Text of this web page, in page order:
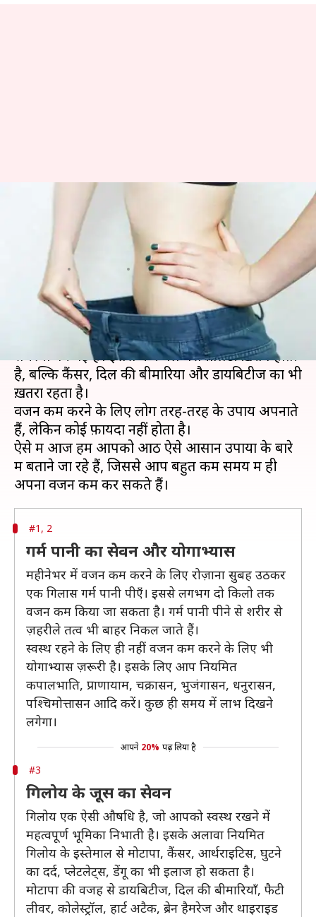
तेज़ी से वजन कम करने के लिए
अपनाएँ ये आसान उपाय, कम समय
में दिखेगा फ़ायदा
प्रदीप मौर्य Jun 26, 2019 08:53 pm
क्या है खबर?
मोटापा आज के समय में ज़्यादातर लोगों के लिए एक बड़ी
समस्या बन गई है। इससे न केवल पर्सनालिटी ख़राब होती
है, बल्कि कैंसर, दिल की बीमारियों और डायबिटीज का भी
ख़तरा रहता है।
वजन कम करने के लिए लोग तरह-तरह के उपाय अपनाते
हैं, लेकिन कोई फ़ायदा नहीं होता है।
ऐसे में आज हम आपको आठ ऐसे आसान उपायों के बारे
में बताने जा रहे हैं, जिससे आप बहुत कम समय में ही
#1, 2
गर्म पानी का सेवन और योगाभ्यास
महीनेभर में वजन कम करने के लिए रोज़ाना सुबह उठकर
एक गिलास गर्म पानी पीएँ। इससे लगभग दो किलो तक
वजन कम किया जा सकता है। गर्म पानी पीने से शरीर से
ज़हरीले तत्व भी बाहर निकल जाते हैं।
स्वस्थ रहने के लिए ही नहीं वजन कम करने के लिए भी
योगाभ्यास ज़रूरी है। इसके लिए आप नियमित
कपालभाति, प्राणायाम, चक्रासन, भुजंगासन, धनुरासन,
पश्चिमोत्तासन आदि करें। कुछ ही समय में लाभ दिखने
लगेगा।
आपने 20% पढ़ लिया है
#3
गिलोय के जूस का सेवन
गिलोय एक ऐसी औषधि है, जो आपको स्वस्थ रखने में
महत्वपूर्ण भूमिका निभाती है। इसके अलावा नियमित
गिलोय के इस्तेमाल से मोटापा, कैंसर, आर्थराइटिस, घुटने
का दर्द, प्लेटलेट्स, डेंगू का भी इलाज हो सकता है।
मोटापा की वजह से डायबिटीज, दिल की बीमारियाँ, फैटी
लीवर, कोलेस्ट्रॉल, हार्ट अटैक, ब्रेन हैमरेज और थाइराइड